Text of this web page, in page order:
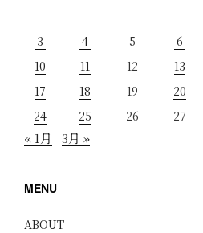
3
4 5 6
10
11 12 13
17
18 19 20
24
25 26 27
« 1月 3月 »
MENU
ABOUT